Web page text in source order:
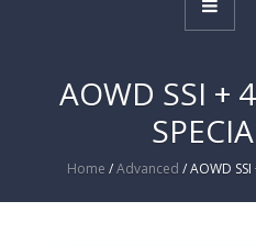
AOWD SSI +
Home /Advanced / AOWD SSI